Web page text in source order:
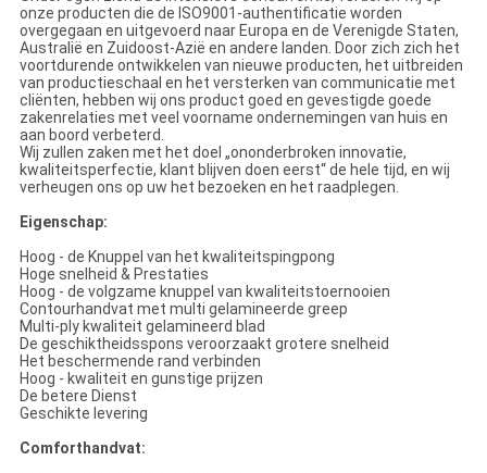
onze producten die de ISO9001-authentificatie worden
overgegaan en uitgevoerd naar Europa en de Verenigde Staten,
Australië en Zuidoost-Azië en andere landen. Door zich zich het
voortdurende ontwikkelen van nieuwe producten, het uitbreiden
van productieschaal en het versterken van communicatie met
cliënten, hebben wij ons product goed en gevestigde goede
zakenrelaties met veel voorname ondernemingen van huis en
aan boord verbeterd.
Wij zullen zaken met het doel „ononderbroken innovatie,
kwaliteitsperfectie, klant blijven doen eerst“ de hele tijd, en wij
verheugen ons op uw het bezoeken en het raadplegen.
Eigenschap:
Hoog - de Knuppel van het kwaliteitspingpong
Hoge snelheid & Prestaties
Hoog - de volgzame knuppel van kwaliteitstoernooien
Contourhandvat met multi gelamineerde greep
Multi-ply kwaliteit gelamineerd blad
De geschiktheidsspons veroorzaakt grotere snelheid
Het beschermende rand verbinden
Hoog - kwaliteit en gunstige prijzen
De betere Dienst
Geschikte levering
Comforthandvat: